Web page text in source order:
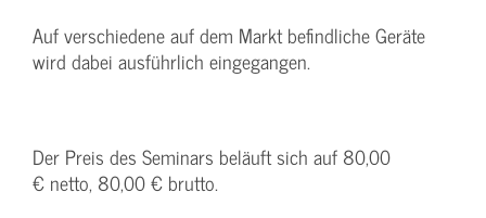
Auf verschiedene auf dem Markt befindliche Geräte
wird dabei ausführlich eingegangen.
Der Preis des Seminars beläuft sich auf 80,00
€ netto, 80,00 € brutto.